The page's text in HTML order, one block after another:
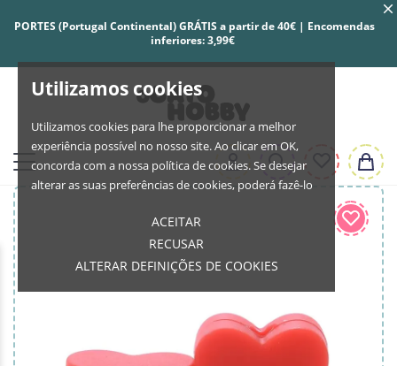
Utilizamos cookies
Utilizamos cookies para lhe proporcionar a melhor
experiência possível no nosso site. Ao clicar em OK,
concorda com a nossa política de cookies. Se desejar
alterar as suas preferências de cookies, poderá fazê-lo
ACEITAR
RECUSAR
ALTERAR DEFINIÇÕES DE COOKIES
PORTES (Portugal Continental) GRÁTIS a partir de 40€ | Encomendas
inferiores: 3,99€